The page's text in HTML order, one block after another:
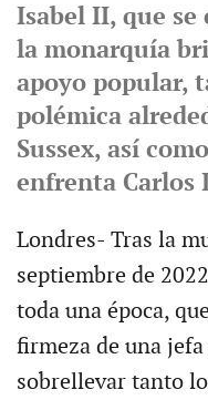
Isabel II, que se
la monarquía
apoyo popular,
polémica
Sussex, así
enfrenta Carlos
Londres- Tras la
septiembre de
toda una época,
firmeza de una
sobrellevar tanto